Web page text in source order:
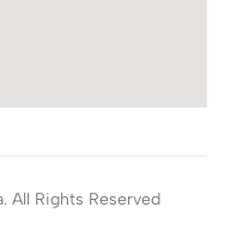
All Rights Reserved